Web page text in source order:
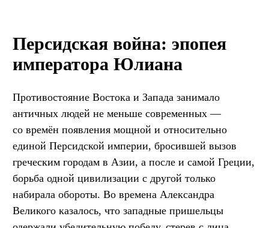
Персидская война: эпопея
императора Юлиана
Противостояние Востока и Запада занимало
античных людей не меньше современных —
со времён появления мощной и относительно
единой Персидской империи, бросившей вызов
греческим городам в Азии, а после и самой Греции,
борьба одной цивилизации с другой только
набирала обороты. Во времена Александра
Великого казалось, что западные пришельцы